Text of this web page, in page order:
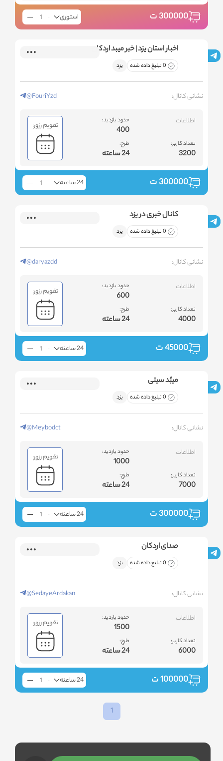
300000ت استوری
اخبار استان یزد | خبر میبد اردکان
0 تبلیغ داده شده یزد
نشانی کانال: @FouriYzd
اطلاعات
تعداد کاربر:
3200
حدود بازدید:
400
طرح:
24 ساعته
تقویم رزور:
300000ت 24 ساعته
کانال خبری در یزد
0 تبلیغ داده شده یزد
نشانی کانال: @daryazdd
اطلاعات
تعداد کاربر:
4000
حدود بازدید:
600
طرح:
24 ساعته
تقویم رزور:
45000ت 24 ساعته
میبُد سیتی
0 تبلیغ داده شده یزد
نشانی کانال: @Meybodct
اطلاعات
تعداد کاربر:
7000
حدود بازدید:
1000
طرح:
24 ساعته
تقویم رزور:
300000ت 24 ساعته
صدای اردکان
0 تبلیغ داده شده یزد
نشانی کانال: @SedayeArdakan
اطلاعات
تعداد کاربر:
6000
حدود بازدید:
1500
طرح:
24 ساعته
تقویم رزور:
100000ت 24 ساعته
1